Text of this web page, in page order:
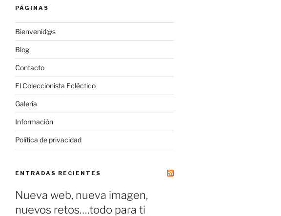
PÁGINAS
Bienvenid@s
Blog
Contacto
El Coleccionista Ecléctico
Galería
Información
Política de privacidad
ENTRADAS RECIENTES
Nueva web, nueva imagen,
nuevos retos….todo para ti